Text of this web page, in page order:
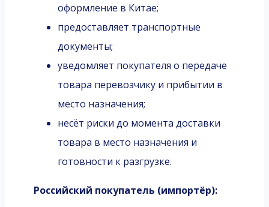
оформление в Китае;
предоставляет транспортные
документы;
уведомляет покупателя о передаче
товара перевозчику и прибытии в
место назначения;
несёт риски до момента доставки
товара в место назначения и
готовности к разгрузке.
Российский покупатель (импортёр):